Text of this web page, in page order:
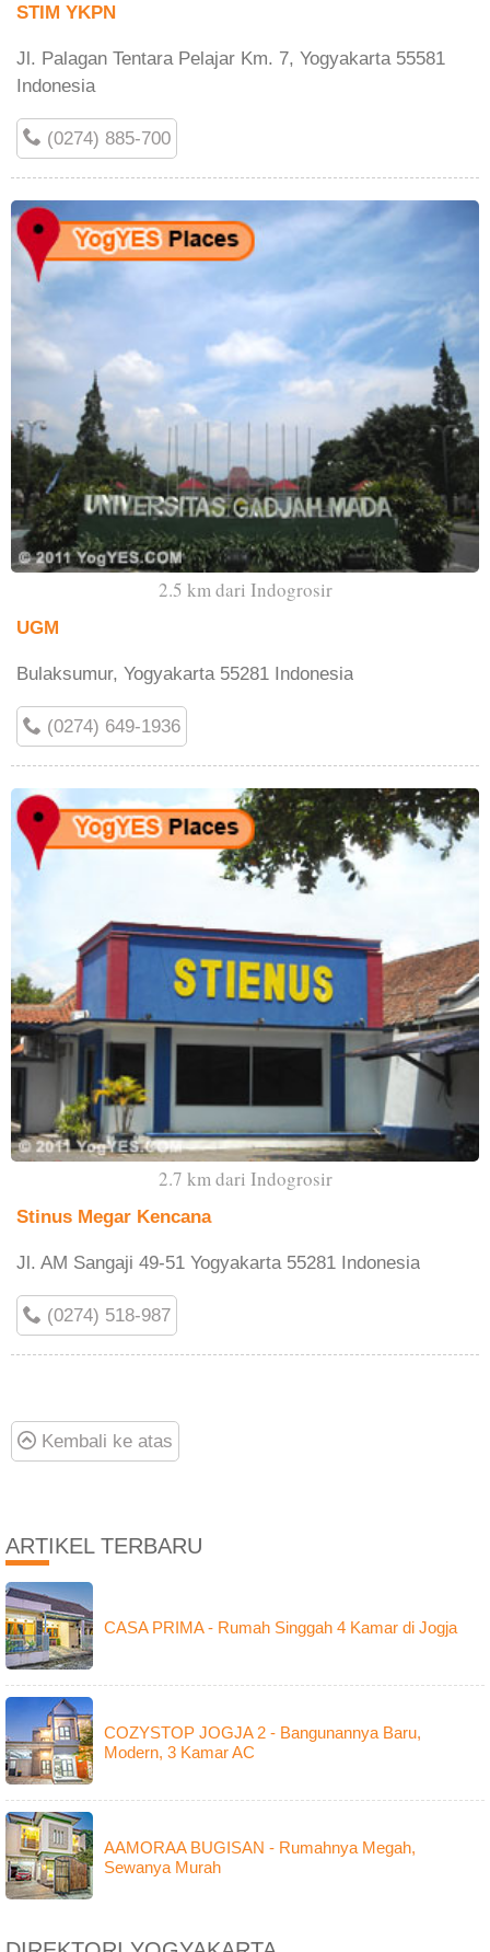
STIM YKPN
Jl. Palagan Tentara Pelajar Km. 7, Yogyakarta 55581
Indonesia
(0274) 885-700
2.5 km dari Indogrosir
UGM
Bulaksumur, Yogyakarta 55281 Indonesia
(0274) 649-1936
2.7 km dari Indogrosir
Stinus Megar Kencana
Jl. AM Sangaji 49-51 Yogyakarta 55281 Indonesia
(0274) 518-987
Kembali ke atas
ARTIKEL TERBARU
CASA PRIMA - Rumah Singgah 4 Kamar di Jogja
COZYSTOP JOGJA 2 - Bangunannya Baru,
Modern, 3 Kamar AC
AAMORAA BUGISAN - Rumahnya Megah,
Sewanya Murah